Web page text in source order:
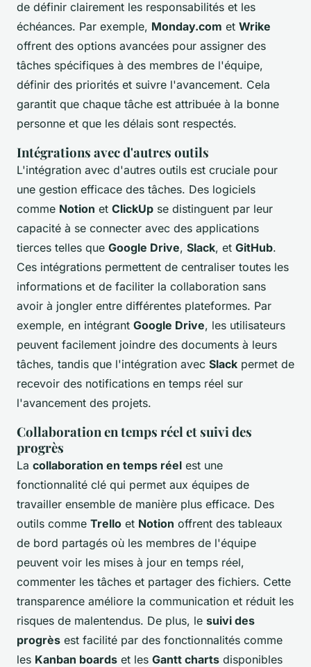
de définir clairement les responsabilités et les
échéances. Par exemple, Monday.com et Wrike
offrent des options avancées pour assigner des
tâches spécifiques à des membres de l'équipe,
définir des priorités et suivre l'avancement. Cela
garantit que chaque tâche est attribuée à la bonne
personne et que les délais sont respectés.
Intégrations avec d'autres outils
L'intégration avec d'autres outils est cruciale pour
une gestion efficace des tâches. Des logiciels
comme Notion et ClickUp se distinguent par leur
capacité à se connecter avec des applications
tierces telles que Google Drive, Slack, et GitHub.
Ces intégrations permettent de centraliser toutes les
informations et de faciliter la collaboration sans
avoir à jongler entre différentes plateformes. Par
exemple, en intégrant Google Drive, les utilisateurs
peuvent facilement joindre des documents à leurs
tâches, tandis que l'intégration avec Slack permet de
recevoir des notifications en temps réel sur
l'avancement des projets.
Collaboration en temps réel et suivi des
progrès
La collaboration en temps réel est une
fonctionnalité clé qui permet aux équipes de
travailler ensemble de manière plus efficace. Des
outils comme Trello et Notion offrent des tableaux
de bord partagés où les membres de l'équipe
peuvent voir les mises à jour en temps réel,
commenter les tâches et partager des fichiers. Cette
transparence améliore la communication et réduit les
risques de malentendus. De plus, le suivi des
progrès est facilité par des fonctionnalités comme
les Kanban boards et les Gantt charts disponibles